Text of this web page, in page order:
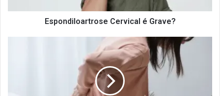
Espondiloartrose Cervical é Grave?